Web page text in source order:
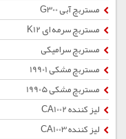
مستربچ آبی G300
مستربچ سرمه ای K12
مستربچ سرامیکی
مستربچ مشکی 19901
مستربچ مشکی 19905
لیز کننده CA1002
لیز کننده CA1003